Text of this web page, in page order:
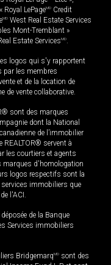
Royal LePageMD Credit
MD West Real Estate Services
Mont-Tremblant »
Estate ServicesMD.
logos qui s'y rapportent
par les membres
et de la location de
de vente collaborative.
sont des marques
dont la National
de l’immobilier
REALTOR® servent à
les courtiers et agents
marques d'homologation
logos respectifs sont la
services immobiliers que
l'ACI.
de la Banque
Services immobiliers
BridgemarqMD sont des